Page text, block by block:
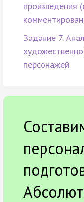
произведения
Задание 7.
персонажей